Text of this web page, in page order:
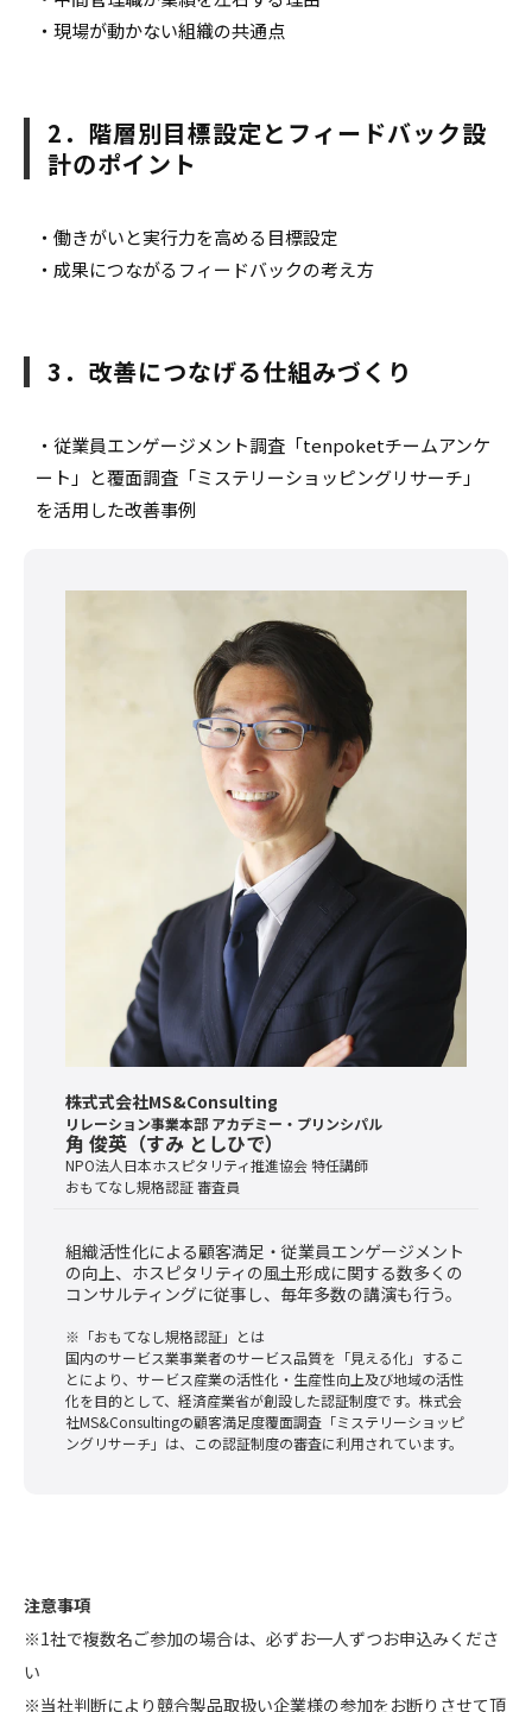
・現場が動かない組織の共通点
2．階層別目標設定とフィードバック設
計のポイント
・働きがいと実行力を高める目標設定
・成果につながるフィードバックの考え方
3．改善につなげる仕組みづくり
・従業員エンゲージメント調査「tenpoketチームアンケ
ート」と覆面調査「ミステリーショッピングリサーチ」
を活用した改善事例
株式式会社MS&Consulting
リレーション事業本部 アカデミー・プリンシパル
角 俊英（すみ としひで）
NPO法人日本ホスピタリティ推進協会 特任講師
おもてなし規格認証 審査員
組織活性化による顧客満足・従業員エンゲージメント
の向上、ホスピタリティの風土形成に関する数多くの
コンサルティングに従事し、毎年多数の講演も行う。
※「おもてなし規格認証」とは
国内のサービス業事業者のサービス品質を「見える化」するこ
とにより、サービス産業の活性化・生産性向上及び地域の活性
化を目的として、経済産業省が創設した認証制度です。株式会
社MS&Consultingの顧客満足度覆面調査「ミステリーショッピ
ングリサーチ」は、この認証制度の審査に利用されています。
注意事項
※1社で複数名ご参加の場合は、必ずお一人ずつお申込みくださ
い
※当社判断により競合製品取扱い企業様の参加をお断りさせて頂